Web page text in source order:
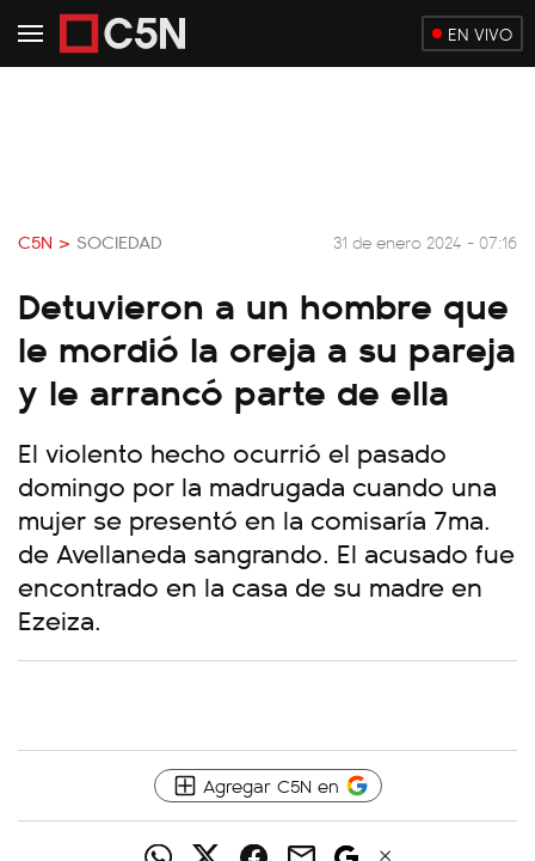
EN VIVO
C5N > SOCIEDAD 31 de enero 2024 - 07:16
Detuvieron a un hombre que
le mordió la oreja a su pareja
y le arrancó parte de ella
El violento hecho ocurrió el pasado
domingo por la madrugada cuando una
mujer se presentó en la comisaría 7ma.
de Avellaneda sangrando. El acusado fue
encontrado en la casa de su madre en
Ezeiza.
Agregar C5N en